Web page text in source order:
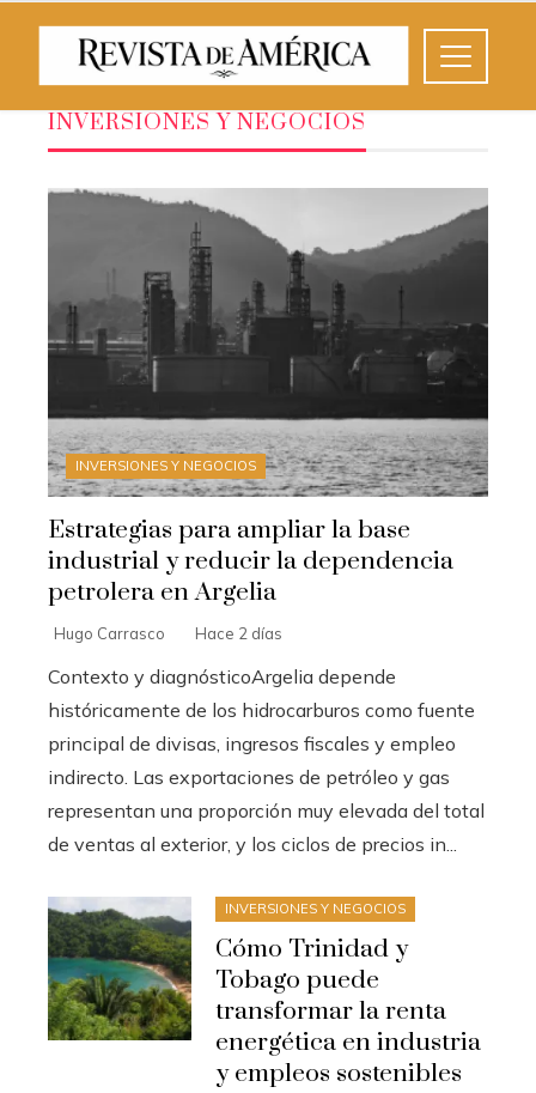
INVERSIONES Y NEGOCIOS
INVERSIONES Y NEGOCIOS
Estrategias para ampliar la base
industrial y reducir la dependencia
petrolera en Argelia
Hugo Carrasco Hace 2 días
Contexto y diagnósticoArgelia depende
históricamente de los hidrocarburos como fuente
principal de divisas, ingresos fiscales y empleo
indirecto. Las exportaciones de petróleo y gas
representan una proporción muy elevada del total
de ventas al exterior, y los ciclos de precios in...
INVERSIONES Y NEGOCIOS
Cómo Trinidad y
Tobago puede
transformar la renta
energética en industria
y empleos sostenibles